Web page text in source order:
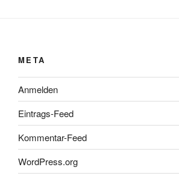
META
Anmelden
Eintrags-Feed
Kommentar-Feed
WordPress.org